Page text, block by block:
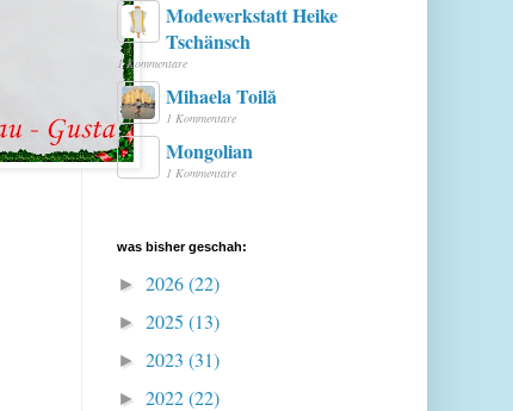
Modewerkstatt Heike
Tschänsch
1 Kommentare
Mihaela Toilă
1 Kommentare
Mongolian
1 Kommentare
was bisher geschah:
► 2026(22)
► 2025 (13)
► 2023 (31)
► 2022(22)